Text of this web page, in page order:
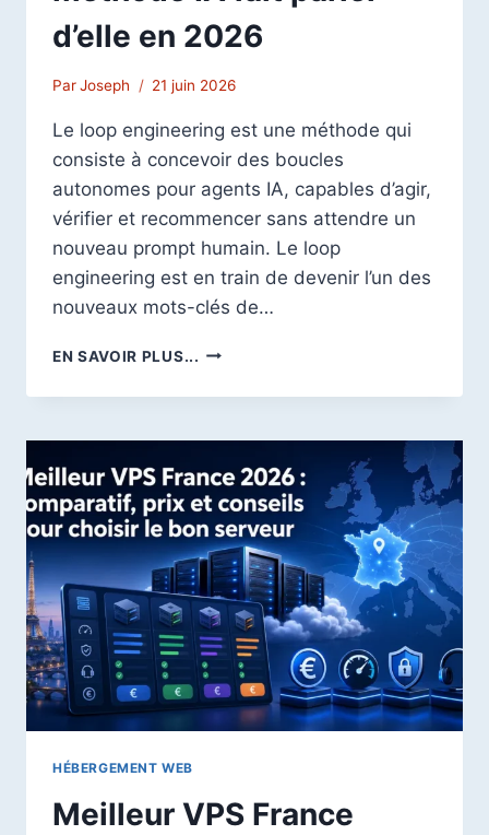
d’elle en 2026
ParJoseph 21 juin 2026
Le loop engineering est une méthode qui
consiste à concevoir des boucles
autonomes pour agents IA, capables d’agir,
vérifier et recommencer sans attendre un
nouveau prompt humain. Le loop
engineering est en train de devenir l’un des
nouveaux mots-clés de…
EN SAVOIR PLUS... LOOP
:
CETTE
NOUVELLE
MÉTHODE
IA
FAIT
PARLER
D’ELLE
EN
2026
HÉBERGEMENT WEB
Meilleur VPS France